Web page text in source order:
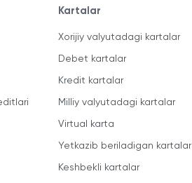
Kartalar
Xorijiy valyutadagi kartalar
Debet kartalar
Kredit kartalar
Milliy valyutadagi kartalar
Virtual karta
Yetkazib beriladigan kartalar
Keshbekli kartalar